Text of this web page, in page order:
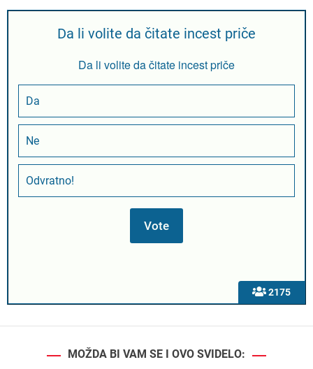
2175
Da li volite da čitate incest priče
Da li volite da čitate incest priče
Da
Ne
Odvratno!
MOŽDA BI VAM SE I OVO SVIDELO: